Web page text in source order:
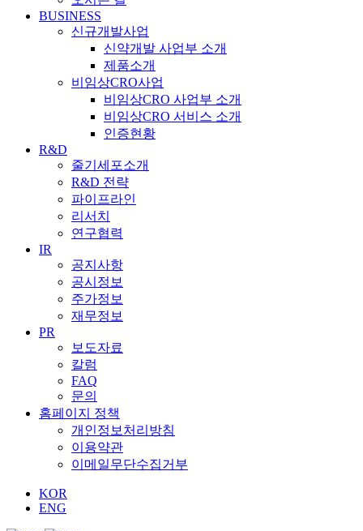
BUSINESS
신규개발사업
신약개발 사업부 소개
제품소개
비임상CRO사업
비임상CRO 사업부 소개
비임상CRO 서비스 소개
인증현황
R&D
줄기세포소개
R&D 전략
파이프라인
리서치
연구협력
IR
공지사항
공시정보
주가정보
재무정보
PR
보도자료
칼럼
FAQ
문의
홈페이지 정책
개인정보처리방침
이용약관
이메일무단수집거부
KOR
ENG